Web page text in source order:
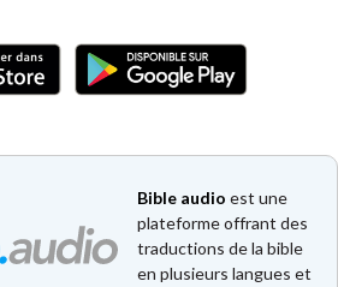
Bible audio est une
plateforme offrant des
traductions de la bible
en plusieurs langues et